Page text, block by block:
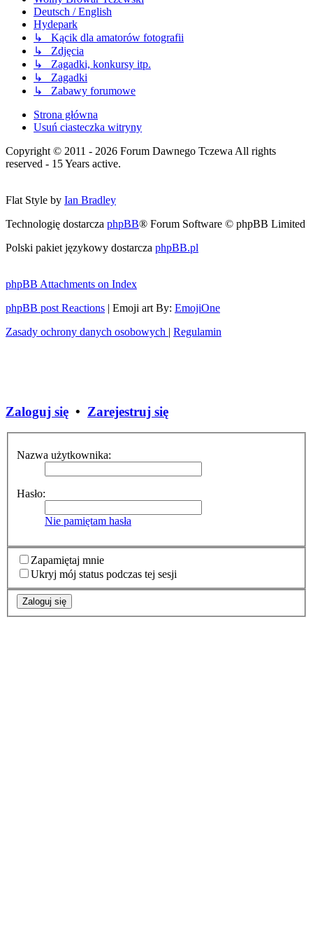
Deutsch / English
Hydepark
↳ Kącik dla amatorów fotografii
↳ Zdjęcia
↳ Zagadki, konkursy itp.
↳ Zagadki
↳ Zabawy forumowe
Strona główna
Usuń ciasteczka witryny
Copyright © 2011 - 2026 Forum Dawnego Tczewa All rights
reserved - 15 Years active.
Flat Style by Ian Bradley
Technologię dostarcza phpBB® Forum Software © phpBB Limited
Polski pakiet językowy dostarcza phpBB.pl
phpBB Attachments on Index
phpBB post Reactions | Emoji art By: EmojiOne
Zasady ochrony danych osobowych | Regulamin
Zaloguj się • Zarejestruj się
Nazwa użytkownika:
Hasło:
Nie pamiętam hasła
Zapamiętaj mnie
Ukryj mój status podczas tej sesji